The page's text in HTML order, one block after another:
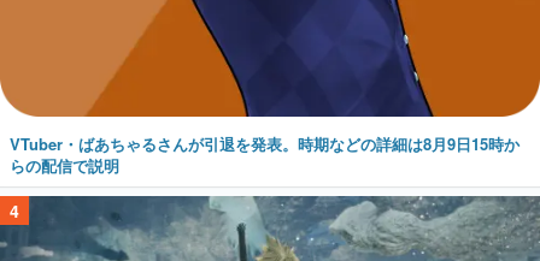
VTuber・ばあちゃるさんが引退を発表。時期などの詳細は8月9日15時か
らの配信で説明
4